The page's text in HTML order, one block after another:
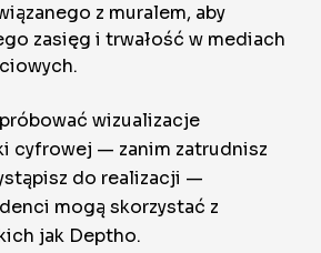
z muralem, aby
zasięg i trwałość w mediach
wizualizacje
cyfrowej — zanim zatrudnisz
do realizacji —
mogą skorzystać z
jak Deptho.